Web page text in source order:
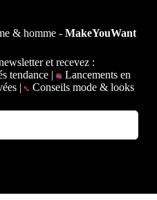
& homme -MakeYouWant
et recevez :
tendance |
Lancements en
| Conseils mode & looks